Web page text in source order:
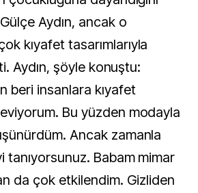
Aydın, ancak o
kıyafet tasarımlarıyla
Aydın, şöyle konuştu:
beri insanlara kıyafet
Bu yüzden modayla
Ancak zamanla
tanıyorsunuz. Babam mimar
da çok etkilendim. Gizliden